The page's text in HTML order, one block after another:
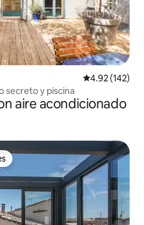
Calificación
4.92 (142)
secreto y piscina
aire acondicionado
huéspedes